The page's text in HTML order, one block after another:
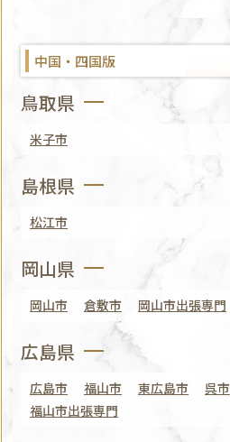
中国・四国版
鳥取県
米子市
島根県
松江市
岡山県
岡山市 倉敷市 岡山市出張専門
広島県
広島市 福山市 東広島市 呉市
福山市出張専門